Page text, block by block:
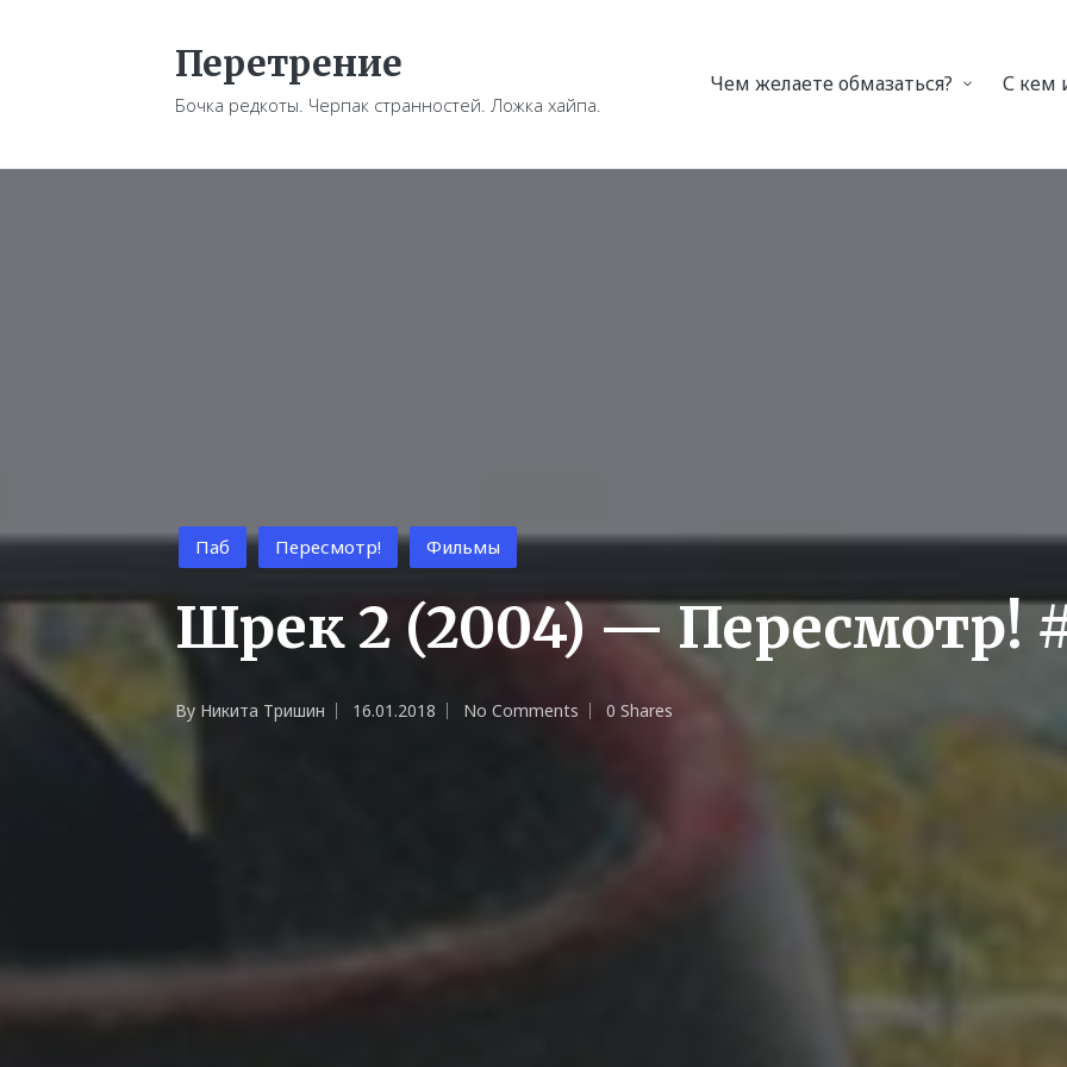
Перетрение
Бочка редкоты. Черпак странностей. Ложка хайпа.
Чем желаете обмазаться? С кем
Posted
in
Паб Пересмотр! Фильмы
Шрек 2 (2004) — Пересмотр!
Posted
By Никита Тришин 16.01.2018 No Comments 0 Shares